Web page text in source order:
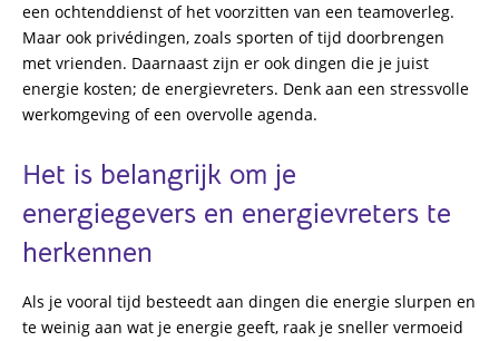
een ochtenddienst of het voorzitten van een teamoverleg.
Maar ook privédingen, zoals sporten of tijd doorbrengen
met vrienden. Daarnaast zijn er ook dingen die je juist
energie kosten; de energievreters. Denk aan een stressvolle
werkomgeving of een overvolle agenda.
Het is belangrijk om je
energiegevers en energievreters te
herkennen
Als je vooral tijd besteedt aan dingen die energie slurpen en
te weinig aan wat je energie geeft, raak je sneller vermoeid